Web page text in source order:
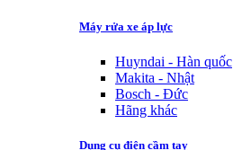
Máy rửa xe áp lực
Huyndai - Hàn quốc
Makita - Nhật
Bosch - Đức
Hãng khác
Dụng cụ điện cầm tay